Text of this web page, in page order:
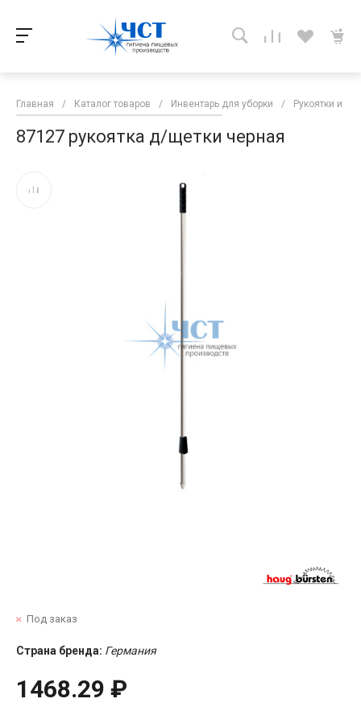
Главная / Каталог товаров / Инвентарь для уборки / Рукоятки и
87127 рукоятка д/щетки черная
Под заказ
Страна бренда: Германия
1468.29 ₽